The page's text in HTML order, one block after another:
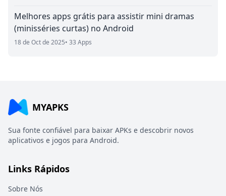
Melhores apps grátis para assistir mini dramas
(minisséries curtas) no Android
18 de Oct de 2025• 33 Apps
MYAPKS
Sua fonte confiável para baixar APKs e descobrir novos
aplicativos e jogos para Android.
Links Rápidos
Sobre Nós